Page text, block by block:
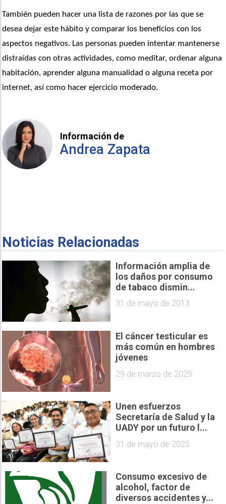
También pueden hacer una lista de razones por las que se
desea dejar este hábito y comparar los beneficios con los
aspectos negativos. Las personas pueden intentar mantenerse
distraídas con otras actividades, como meditar, ordenar alguna
habitación, aprender alguna manualidad o alguna receta por
internet, así como hacer ejercicio moderado.
Información de
Andrea Zapata
Noticias Relacionadas
Información amplia de
los daños por consumo
de tabaco dismin...
31 de mayo de 2013
El cáncer testicular es
más común en hombres
jóvenes
29 de marzo de 2025
Unen esfuerzos
Secretaría de Salud y la
UADY por un futuro l...
31 de mayo de 2025
Consumo excesivo de
alcohol, factor de
diversos accidentes y...